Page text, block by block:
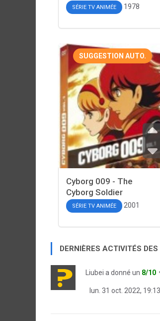
SÉRIE TV ANIMÉE 1978
SUGGESTION AUTO.
Cyborg 009 - The
Cyborg Soldier
SÉRIE TV ANIMÉE 2001
DERNIÈRES ACTIVITÉS
Liubei a donné un 8/10
lun. 31 oct. 2022, 19:13